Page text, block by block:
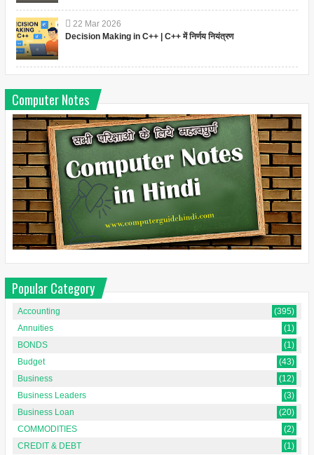
22 Mar 2026
Decision Making in C++ | C++ में निर्णय नियंत्रण
Computer Notes
Popular Category
Accounting
(395)
Annuities
(1)
BONDS
(1)
Budget
(43)
Business
(12)
Business Leaders
(3)
Business Loan
(20)
COMMODITIES
(2)
CREDIT & DEBT
(1)